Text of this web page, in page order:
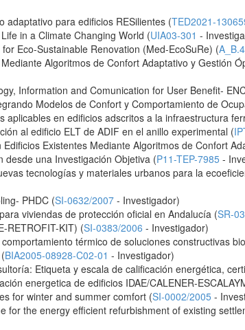
adaptativo para edificios RESilientes (TED2021-
in a Climate Changing World (UIA03-301 -
Eco-Sustainable Renovation (Med-EcoSuRe) (
Algoritmos de Confort Adaptativo y Gestión
Information and Comunication for User Benefit-
Modelos de Confort y Comportamiento de
aplicables en edificios adscritos a la infraestructura
al edificio ELT de ADIF en el anillo experimental (
Existentes Mediante Algoritmos de Confort
desde una Investigación Objetiva (P11-TEP-7985 -
tecnologías y materiales urbanos para la
PHDC (SI-0632/2007 - Investigador)
viviendas de protección oficial en Andalucía (SR-
RETROFIT-KIT) (SI-0383/2006 - Investigador)
térmico de soluciones constructivas
BIA2005-08928-C02-01 - Investigador)
Etiqueta y escala de calificación energética,
energetica de edificios IDAE/CALENER-
for winter and summer comfort (SI-0002/2005 -
for the energy efficient refurbishment of existing